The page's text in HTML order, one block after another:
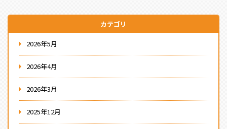
カテゴリ
2026年5月
2026年4月
2026年3月
2025年12月